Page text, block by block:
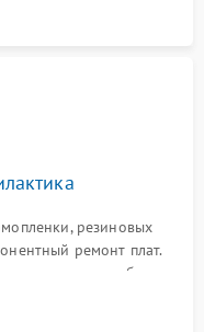
резиновых
ремонт плат.
и линз блока
тонера и пыли.